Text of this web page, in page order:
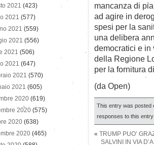
mancanza di
ad agire in
spesi per la
una delibera
democratici e in
della Regione
per la fornitura
(da Open)
This entry was posted
responses to this
« TRUMP PUO’
SALVINI IN VIA
2021 (423)
2021 (577)
2021(559)
2021 (556)
2021 (506)
2021 (647)
2021 (570)
2021 (605)
2020 (619)
2020 (575)
2020 (638)
2020(465)